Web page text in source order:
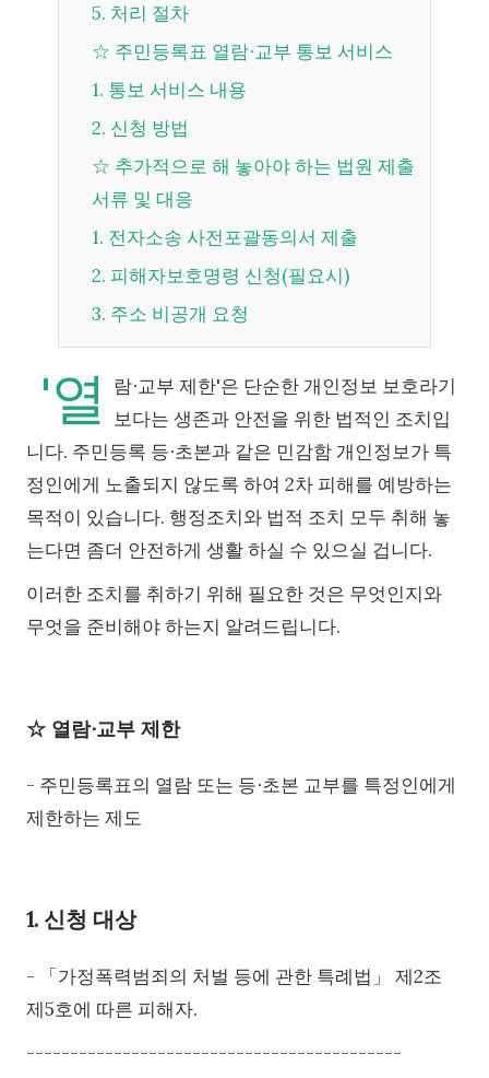
5. 처리 절차
☆ 주민등록표 열람∙교부 통보 서비스
1. 통보 서비스 내용
2. 신청 방법
☆ 추가적으로 해 놓아야 하는 법원 제출
서류 및 대응
1. 전자소송 사전포괄동의서 제출
2. 피해자보호명령 신청(필요시)
3. 주소 비공개 요청
'열
람∙교부 제한'은 단순한 개인정보 보호라기
보다는 생존과 안전을 위한 법적인 조치입
니다. 주민등록 등∙초본과 같은 민감함 개인정보가 특
정인에게 노출되지 않도록 하여 2차 피해를 예방하는
목적이 있습니다. 행정조치와 법적 조치 모두 취해 놓
는다면 좀더 안전하게 생활 하실 수 있으실 겁니다.
이러한 조치를 취하기 위해 필요한 것은 무엇인지와
무엇을 준비해야 하는지 알려드립니다.
☆ 열람∙교부 제한
- 주민등록표의 열람 또는 등∙초본 교부를 특정인에게
제한하는 제도
1. 신청 대상
- 「가정폭력범죄의 처벌 등에 관한 특례법」 제2조
제5호에 따른 피해자.
-------------------------------------------